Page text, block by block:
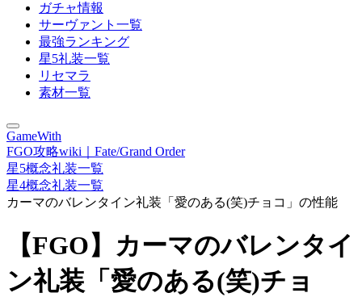
ガチャ情報
サーヴァント一覧
最強ランキング
星5礼装一覧
リセマラ
素材一覧
GameWith
FGO攻略wiki｜Fate/Grand Order
星5概念礼装一覧
星4概念礼装一覧
カーマのバレンタイン礼装「愛のある(笑)チョコ」の性能
【FGO】カーマのバレンタイ
ン礼装「愛のある(笑)チョ